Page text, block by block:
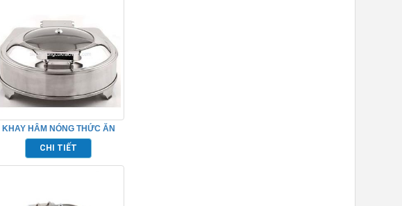
KHAY HÂM NÓNG THỨC ĂN
BUFFET TP697010
CHI TIẾT